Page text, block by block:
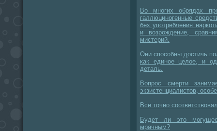
Во многих обрядах
галлюциногенные
без употребления
и возрождение,
мистерий.
Они способны достичь
как единое целое, и
деталь.
Вопрос смерти
экзистенциалистов,
Все точно
Будет ли это
мрачным?